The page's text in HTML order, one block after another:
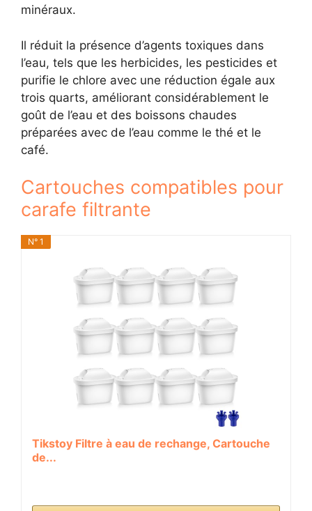
minéraux.
Il réduit la présence d’agents toxiques dans
l’eau, tels que les herbicides, les pesticides et
purifie le chlore avec une réduction égale aux
trois quarts, améliorant considérablement le
goût de l’eau et des boissons chaudes
préparées avec de l’eau comme le thé et le
café.
Cartouches compatibles pour
carafe filtrante
N° 1
Tikstoy Filtre à eau de rechange, Cartouche
de...